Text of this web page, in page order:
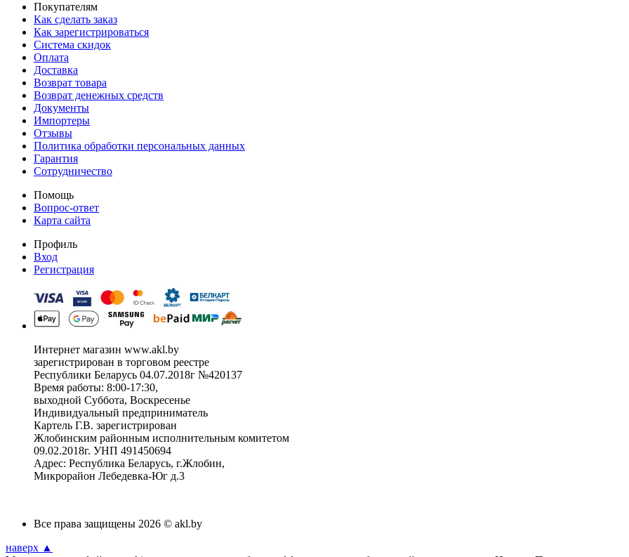
Покупателям
Как сделать заказ
Как зарегистрироваться
Система скидок
Оплата
Доставка
Возврат товара
Возврат денежных средств
Документы
Импортеры
Отзывы
Политика обработки персональных данных
Гарантия
Сотрудничество
Помощь
Вопрос-ответ
Карта сайта
Профиль
Вход
Регистрация
Интернет магазин www.akl.by
зарегистрирован в торговом реестре
Республики Беларусь 04.07.2018г №420137
Время работы: 8:00-17:30,
выходной Суббота, Воскресенье
Индивидуальный предприниматель
Картель Г.В. зарегистрирован
Жлобинским районным исполнительным комитетом
09.02.2018г. УНП 491450694
Адрес: Республика Беларусь, г.Жлобин,
Микрорайон Лебедевка-Юг д.3
Все права защищены 2026 © akl.by
наверх ▲